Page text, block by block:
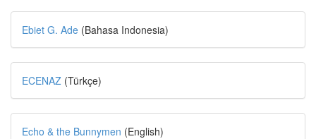
Ebiet G. Ade (Bahasa Indonesia)
ECENAZ (Türkçe)
Echo & the Bunnymen (English)